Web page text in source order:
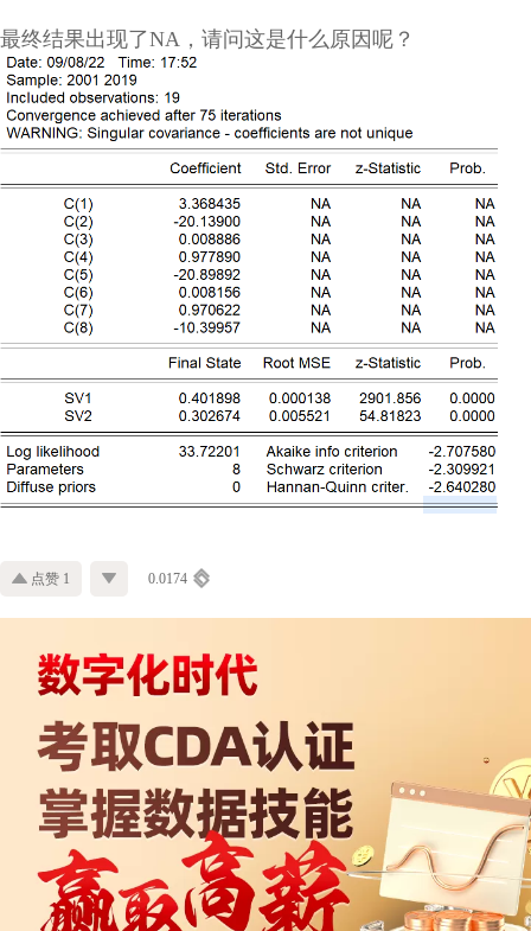
最终结果出现了NA，请问这是什么原因呢？
点赞 1 0.0174